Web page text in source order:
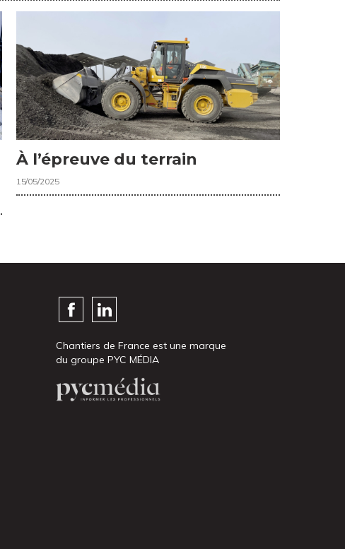
À l’épreuve du terrain
15/05/2025
Chantiers de France est une marque
du groupe PYC MÉDIA